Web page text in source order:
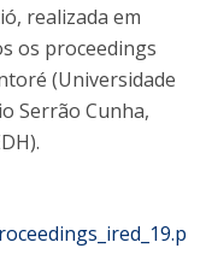
realizada em
os proceedings
(Universidade
Serrão Cunha,